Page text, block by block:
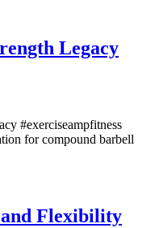
Legacy
#exerciseampfitness
for compound barbell
Flexibility